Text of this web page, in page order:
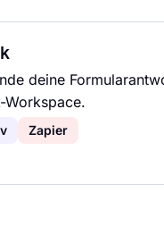
deine
Workspace.
Zapier